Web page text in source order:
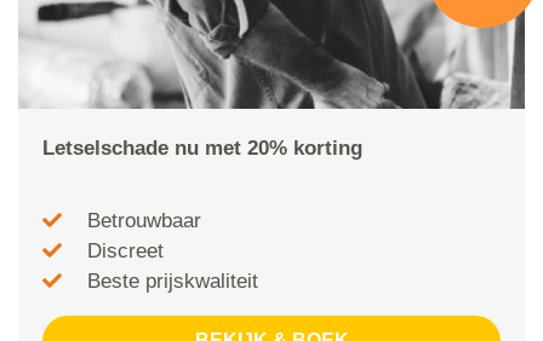
Letselschade nu met 20% korting
Betrouwbaar
Discreet
Beste prijskwaliteit